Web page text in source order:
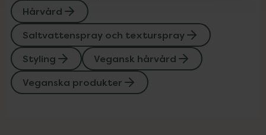
Hårvård
Saltvattenspray och texturspray
Styling
Vegansk hårvård
Veganska produkter